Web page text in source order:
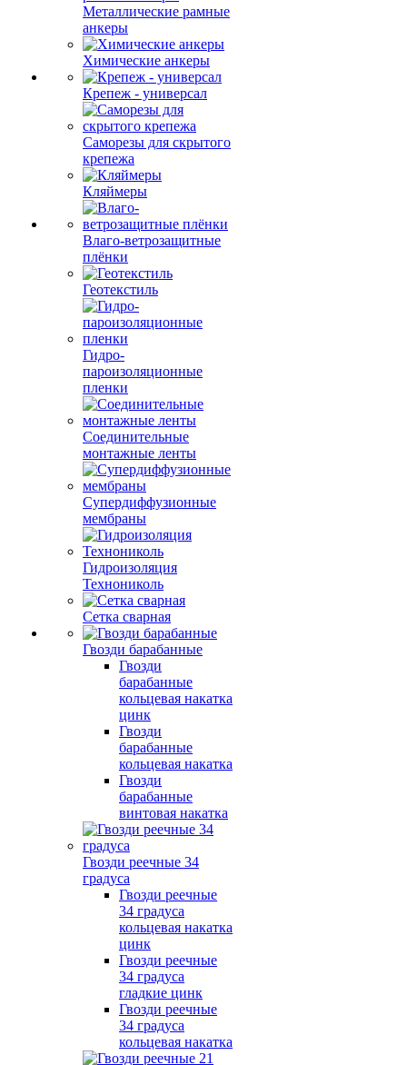
Металлические рамные
анкеры
Химические анкеры
Крепеж - универсал
Саморезы для скрытого
крепежа
Кляймеры
Влаго-ветрозащитные
плёнки
Геотекстиль
Гидро-
пароизоляционные
пленки
Соединительные
монтажные ленты
Супердиффузионные
мембраны
Гидроизоляция
Технониколь
Сетка сварная
Гвозди барабанные
Гвозди
барабанные
кольцевая накатка
цинк
Гвозди
барабанные
кольцевая накатка
Гвозди
барабанные
винтовая накатка
Гвозди реечные 34
градуса
Гвозди реечные
34 градуса
кольцевая накатка
цинк
Гвозди реечные
34 градуса
гладкие цинк
Гвозди реечные
34 градуса
кольцевая накатка